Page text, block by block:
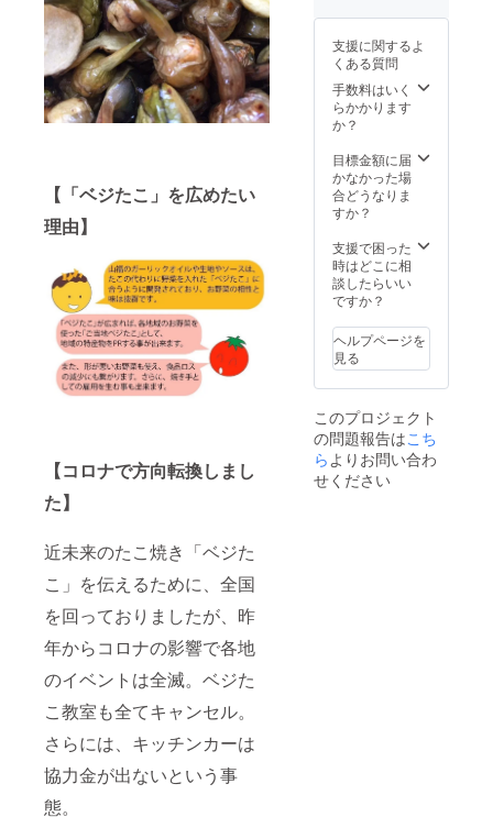
【「ベジたこ」を広めたい
理由】
【コロナで方向転換しまし
た】
近未来のたこ焼き「ベジた
こ」を伝えるために、全国
を回っておりましたが、昨
年からコロナの影響で各地
のイベントは全滅。ベジた
こ教室も全てキャンセル。
さらには、キッチンカーは
協力金が出ないという事
態。
楽しん
でいた
だくた
めの分
かりや
すい作
同封し
ており
ます 〇
オイル
は自社
にて手
作りの
ナルオ
イルで
す(青森
県産に
を使用)
〇食品
にはそ
れぞれ
のたこ
焼きが
できま
す 〇美
味しく
楽しん
めの分
かりや
すい作
同封し
ており
ます 〇
ガー
オイル
は自社
にて手
作りの
ナルオ
イルで
す(青森
県産に
んにく
気分を
ます！
「ガー
リック
オイ
ル」は
焼・ベ
ジたこ
は勿
論、パ
パン・
アヒー
ジョ
等、
料理に
使える
オイル
です！
売予定
価格
4,200
円、
16％OF
支援に関するよ
くある質問
手数料はいく
らかかります
か？
目標金額に届
かなかった場
合どうなりま
すか？
支援で困った
時はどこに相
談したらいい
ですか？
ヘルプページを
見る
このプロジェクト
の問題報告はこち
らよりお問い合わ
せください